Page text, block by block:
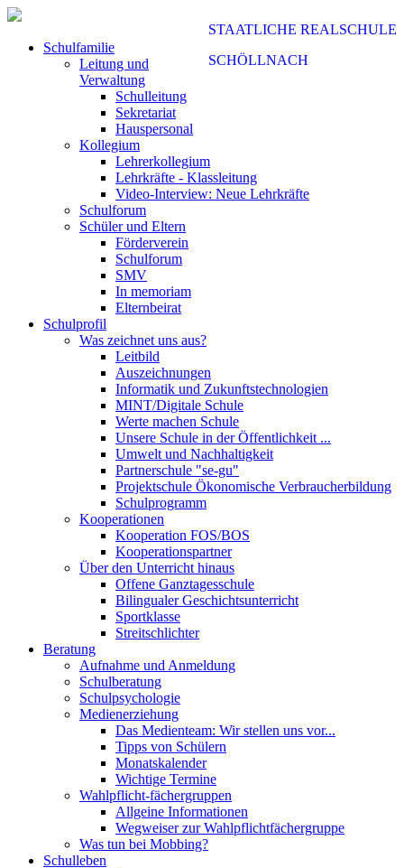
STAATLICHE REALSCHULE
SCHÖLLNACH
Schulfamilie
Leitung und
Verwaltung
Schulleitung
Sekretariat
Hauspersonal
Kollegium
Lehrerkollegium
Lehrkräfte - Klassleitung
Video-Interview: Neue Lehrkräfte
Schulforum
Schüler und Eltern
Förderverein
Schulforum
SMV
In memoriam
Elternbeirat
Schulprofil
Was zeichnet uns aus?
Leitbild
Auszeichnungen
Informatik und Zukunftstechnologien
MINT/Digitale Schule
Werte machen Schule
Unsere Schule in der Öffentlichkeit ...
Umwelt und Nachhaltigkeit
Partnerschule "se-gu"
Projektschule Ökonomische Verbraucherbildung
Schulprogramm
Kooperationen
Kooperation FOS/BOS
Kooperationspartner
Über den Unterricht hinaus
Offene Ganztagesschule
Bilingualer Geschichtsunterricht
Sportklasse
Streitschlichter
Beratung
Aufnahme und Anmeldung
Schulberatung
Schulpsychologie
Medienerziehung
Das Medienteam: Wir stellen uns vor...
Tipps von Schülern
Monatskalender
Wichtige Termine
Wahlpflicht-fächergruppen
Allgeine Informationen
Wegweiser zur Wahlpflichtfächergruppe
Was tun bei Mobbing?
Schulleben